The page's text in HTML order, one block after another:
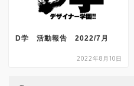
D学 活動報告 2022/7月
2022年8月10日